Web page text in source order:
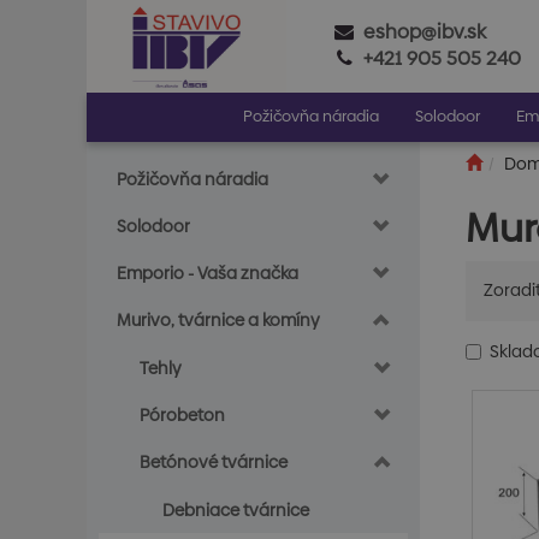
eshop@ibv.sk
+421 905 505 240
Požičovňa náradia Solodoor
Požičovňa náradia
Solodoor
Emporio - Vaša značka
Murivo, tvárnice a komíny
Tehly
Pórobeton
Betónové tvárnice
Debniace tvárnice